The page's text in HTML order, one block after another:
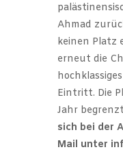
Ahmad
keinen Platz
erneut die
Eintritt. Die
Jahr
sich bei der
Mail unter